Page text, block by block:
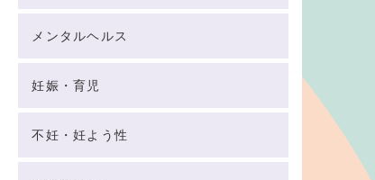
メンタルヘルス
妊娠・育児
不妊・妊よう性